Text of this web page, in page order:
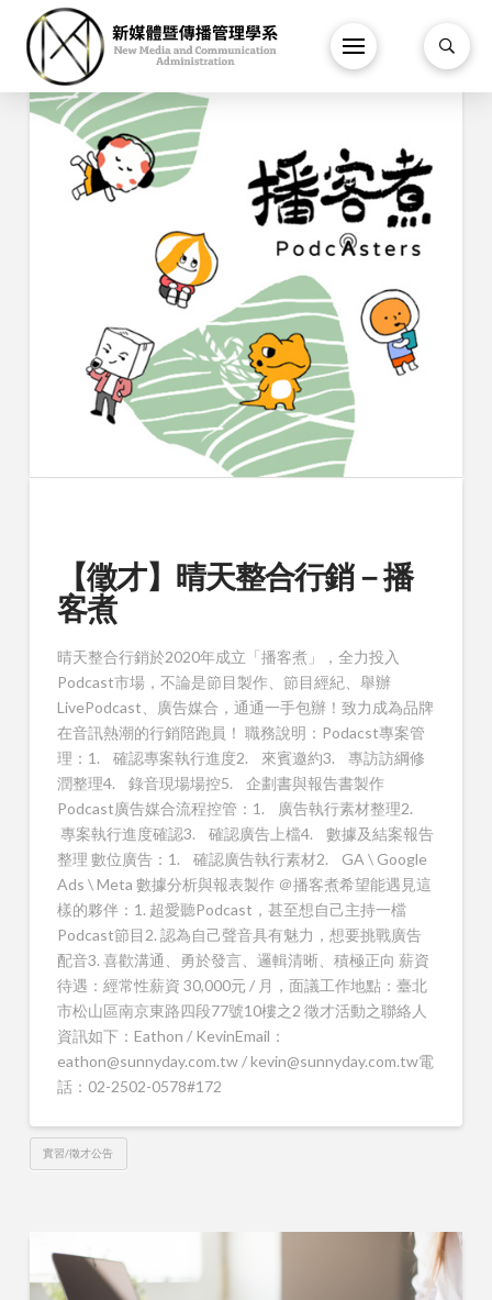
【徵才】晴天整合行銷－播
客煮
晴天整合行銷於2020年成立「播客煮」，全力投入
Podcast市場，不論是節目製作、節目經紀、舉辦
LivePodcast、廣告媒合，通通一手包辦！致力成為品牌
在音訊熱潮的行銷陪跑員！ 職務說明：Podacst專案管
理：1. 確認專案執行進度2. 來賓邀約3. 專訪訪綱修
潤整理4. 錄音現場場控5. 企劃書與報告書製作
Podcast廣告媒合流程控管：1. 廣告執行素材整理2.
專案執行進度確認3. 確認廣告上檔4. 數據及結案報告
整理 數位廣告：1. 確認廣告執行素材2. GA \ Google
Ads \ Meta 數據分析與報表製作 ＠播客煮希望能遇見這
樣的夥伴：1. 超愛聽Podcast，甚至想自己主持一檔
Podcast節目2. 認為自己聲音具有魅力，想要挑戰廣告
配音3. 喜歡溝通、勇於發言、邏輯清晰、積極正向 薪資
待遇：經常性薪資 30,000元 / 月，面議工作地點：臺北
市松山區南京東路四段77號10樓之2 徵才活動之聯絡人
資訊如下：Eathon / KevinEmail：
eathon@sunnyday.com.tw / kevin@sunnyday.com.tw電
話：02-2502-0578#172
實習/徵才公告